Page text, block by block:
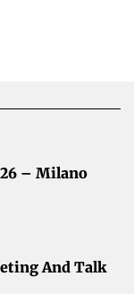
– Milano
And Talk